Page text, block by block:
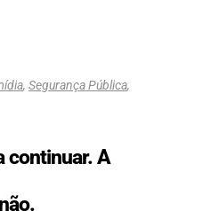
, Segurança Pública,
continuar. A